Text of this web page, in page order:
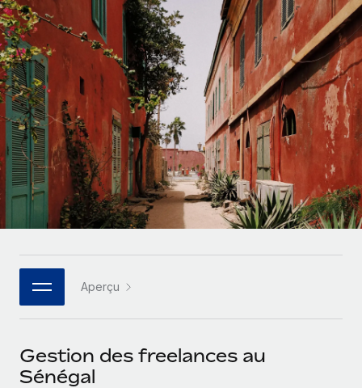
Gestion des freelances
Intégrez et gérez vos freelances partout dans le monde
PEO
Sous-traitez les opérations complexes liées à l’emploi
INFRASTRUCTURE
Intégration Remote
Intégrez vos RH aux flux de travail en toute simplicité
Plateforme
Des fonctions RH clés intégrées pour votre équipe
Connectez n'importe quel outil d’IA à Remote grâce à
notre MCP
Rationalisez vos processus avec des outils essentiels
Comparer Remote
Examinez notre service par rapport aux autres
CROISSANCE
Start-ups
Des solutions agiles et internationales pour les RH et la
paie des entreprises en pleine croissance
Entreprises intermédiaires
Développez vos équipes avec des solutions RH sur
mesure
Entreprise
Les RH à l’international pour les grandes entreprises
Partenaires stratégiques de la tech
Intégrez les RH à l’international de manière flexible
Calculateur de paiement des freelances
Découvrez les devises disponibles et les vitesses de
paiement pour vos freelances internationaux
APPRENDRE AVEC REMOTE
Recherche et guides
Études de cas
Checklists et modèles
Descriptions de postes
Événements
Nederlands
Français
Deutsch
Español
Italiano
Português (Portugal)
日本語
한국어
Connexion
Aperçu
Gestion des freelances au
Sénégal